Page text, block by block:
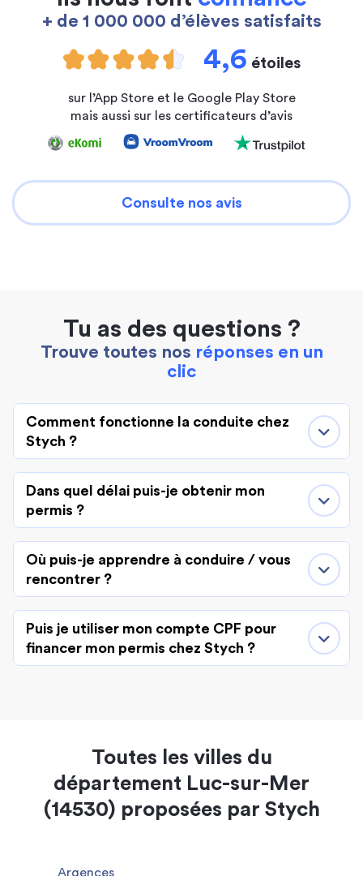
+ de 1 000 000 d’élèves satisfaits
4,6 étoiles
sur l’App Store et le Google Play Store
mais aussi sur les certificateurs d’avis
Consulte nos avis
Tu as des questions ?
Trouve toutes nos réponses en un
clic
Comment fonctionne la conduite chez
Stych ?
Dans quel délai puis-je obtenir mon
permis ?
Où puis-je apprendre à conduire / vous
rencontrer ?
Puis je utiliser mon compte CPF pour
financer mon permis chez Stych ?
Toutes les villes du
département Luc-sur-Mer
(14530) proposées par Stych
Argences